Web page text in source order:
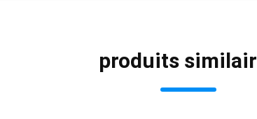
produits